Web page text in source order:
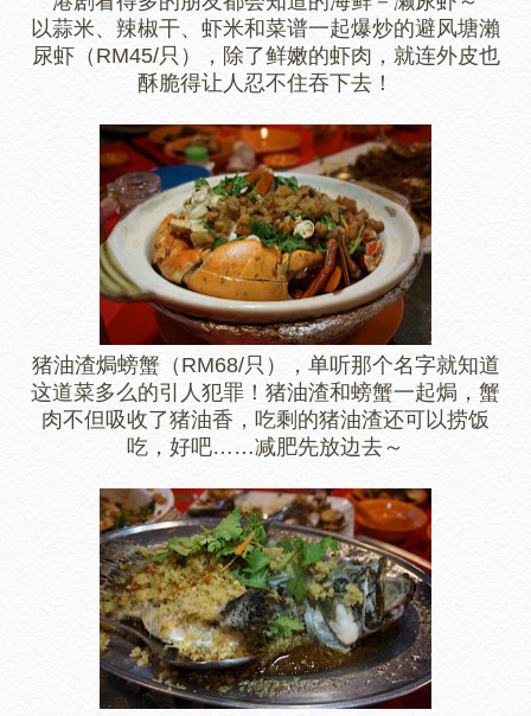
以蒜米、 辣椒干、虾米和菜谱一起爆炒的避风塘瀨
尿虾（RM45/只），除了鲜嫩的虾肉，就连外皮也
酥脆得让人忍不住吞下去！
猪油渣焗螃蟹（RM68/只），单听那个名字就知道
这道菜多么的引人犯罪！猪油渣和螃蟹一起焗，蟹
肉不但吸收了猪油香，吃剩的猪油渣还可以捞饭
吃，好吧……减肥先放边去～